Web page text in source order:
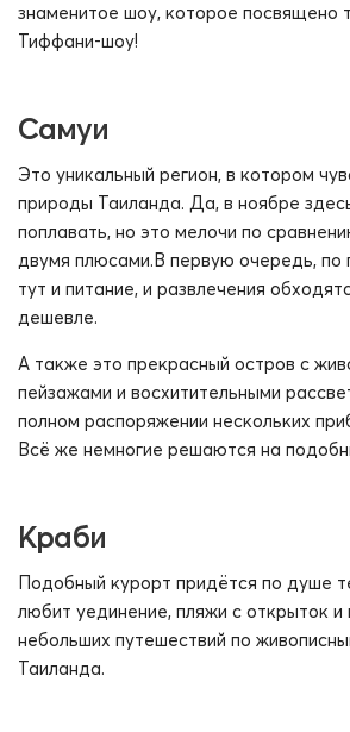
знаменитое шоу, которое посвящено
Тиффани-шоу!
Самуи
Это уникальный регион, в котором
природы Таиланда. Да, в ноябре
поплавать, но это мелочи по
двумя плюсами.В первую очередь, по
тут и питание, и развлечения
дешевле.
А также это прекрасный остров с
пейзажами и восхитительными
полном распоряжении нескольких
Всё же немногие решаются на
Краби
Подобный курорт придётся по душе
любит уединение, пляжи с открыток и
небольших путешествий по
Таиланда.